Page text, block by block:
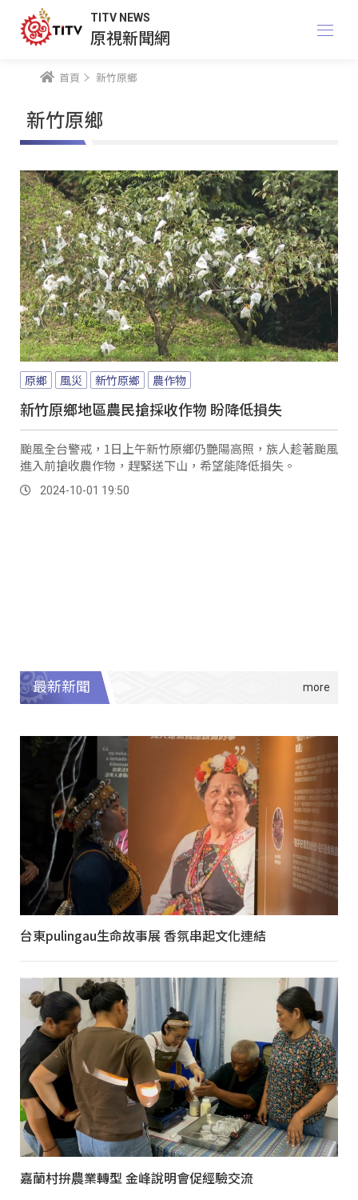
TITV NEWS
原視新聞網
首頁 新竹原鄉
新竹原鄉
原鄉 風災 新竹原鄉 農作物
新竹原鄉地區農民搶採收作物 盼降低損失
颱風全台警戒，1日上午新竹原鄉仍艷陽高照，族人趁著颱風
進入前搶收農作物，趕緊送下山，希望能降低損失。
2024-10-01 19:50
最新新聞
台東pulingau生命故事展 香氛串起文化連結
嘉蘭村拚農業轉型 金峰說明會促經驗交流